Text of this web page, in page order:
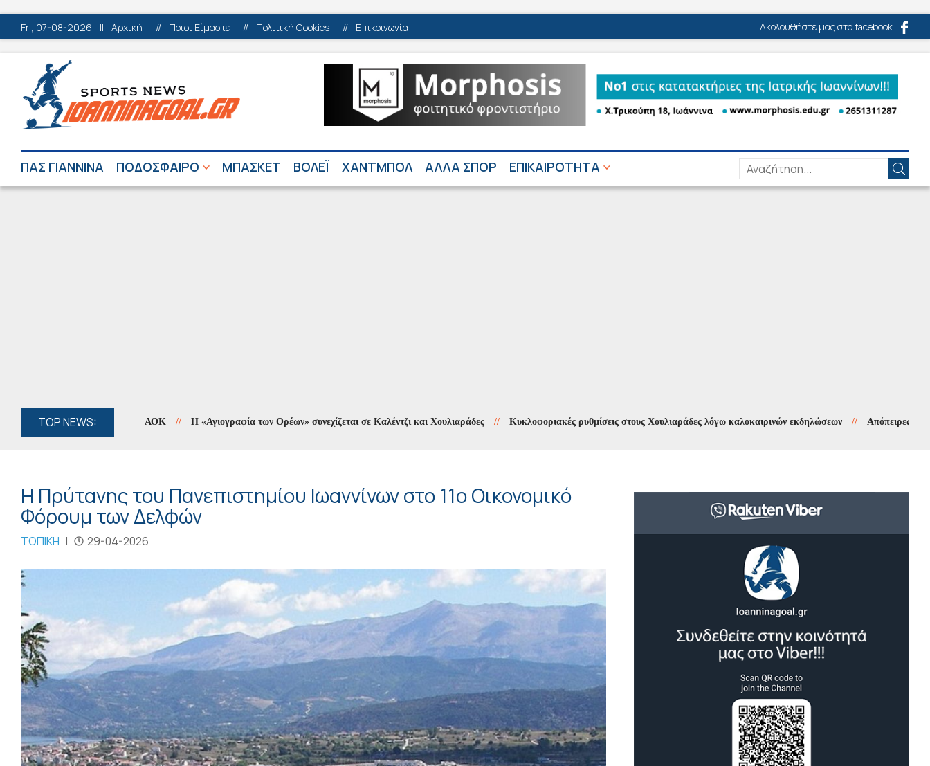
Fri, 07-08-2026 || Αρχική // Ποιοι Είμαστε // Πολιτική Cookies // Επικοινωνία Ακολουθήστε μας στο facebook
ΠΑΣ ΓΙΑΝΝΙΝΑ ΠΟΔΟΣΦΑΙΡΟ ΜΠΑΣΚΕΤ ΒΟΛΕΪ ΧΑΝΤΜΠΟΛ ΑΛΛΑ ΣΠΟΡ ΕΠΙΚΑΙΡΟΤΗΤΑ
TOP NEWS: // Η «Αγιογραφία των Ορέων» συνεχίζεται σε Καλέντζι και Χουλιαράδες // Κυκλοφοριακές ρυθμίσεις στους Χουλιαράδες λόγω καλοκαιρινών εκδηλώσεων // Απόπειρες
Η Πρύτανης του Πανεπιστημίου Ιωαννίνων στο 11ο Οικονομικό
Φόρουμ των Δελφών
ΤΟΠΙΚΗ | 29-04-2026